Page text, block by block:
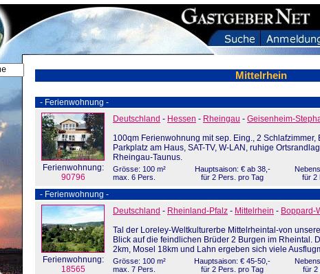
Mittelrhein
- Ferienwohnung -
Ferienwohnung:
90796
Deutschland - Hessen - Rheingau - Geisenheim-
100qm Ferienwohnung mit sep. Eing., 2
Parkplatz am Haus, SAT-TV, W-LAN, ruhige
Rheingau-Taunus.
Grösse: 100 m²
max. 6 Pers.
Hauptsaison: € ab 38,-
für 2 Pers. pro Tag
für 2
- Ferienwohnung -
Ferienwohnung:
18565
Deutschland - Rheinland-Pfalz - Mittelrhein - Boppard-
Tal der Loreley-Weltkulturerbe Mittelrheintal-von
Blick auf die feindlichen Brüder 2 Burgen im Rheintal.
2km, Mosel 18km und Lahn ergeben sich viele
Grösse: 100 m²
max. 7 Pers.
Hauptsaison: € 45-50,-
für 2 Pers. pro Tag
für 2